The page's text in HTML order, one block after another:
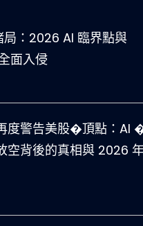
局：2026 AI 臨界點與
面入侵
警告美股�頂點：AI
空背後的真相與 2026